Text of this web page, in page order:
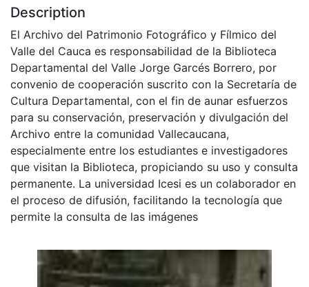
Description
El Archivo del Patrimonio Fotográfico y Fílmico del
Valle del Cauca es responsabilidad de la Biblioteca
Departamental del Valle Jorge Garcés Borrero, por
convenio de cooperación suscrito con la Secretaría de
Cultura Departamental, con el fin de aunar esfuerzos
para su conservación, preservación y divulgación del
Archivo entre la comunidad Vallecaucana,
especialmente entre los estudiantes e investigadores
que visitan la Biblioteca, propiciando su uso y consulta
permanente. La universidad Icesi es un colaborador en
el proceso de difusión, facilitando la tecnología que
permite la consulta de las imágenes